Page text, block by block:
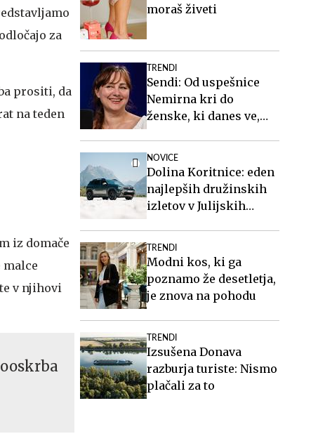
za
prositi, da
na teden
iz domače
v njihovi
moraš živeti
TRENDI
Sendi: Od uspešnice
Nemirna kri do
ženske, ki danes ve,
NOVICE
Dolina Koritnice: eden
najlepših družinskih
izletov v Julijskih
TRENDI
Modni kos, ki ga
poznamo že desetletja,
je znova na pohodu
TRENDI
Izsušena Donava
razburja turiste: Nismo
plačali za to